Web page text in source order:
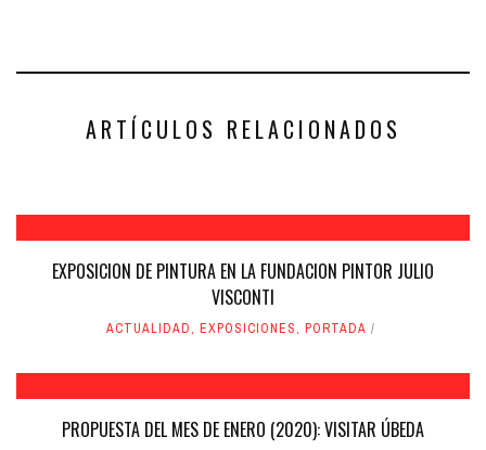
en en
ARTÍCULOS RELACIONADOS
EXPOSICION DE PINTURA EN LA FUNDACION PINTOR JULIO
VISCONTI
ACTUALIDAD, EXPOSICIONES, PORTADA
PROPUESTA DEL MES DE ENERO (2020): VISITAR ÚBEDA